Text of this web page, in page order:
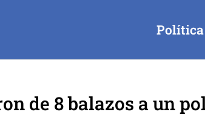
Política
de 8 balazos a un